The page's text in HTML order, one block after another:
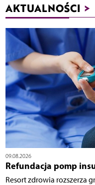
AKTUALNOŚCI >
09.08.2026
Refundacja pomp
Resort zdrowia rozszerza